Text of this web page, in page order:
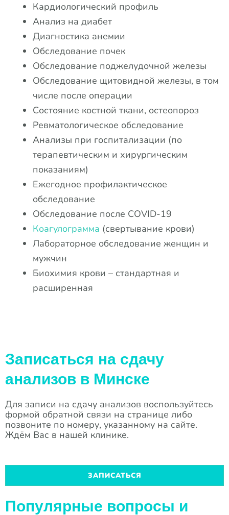
Кардиологический профиль
Анализ на диабет
Диагностика анемии
Обследование почек
Обследование поджелудочной железы
Обследование щитовидной железы, в том
числе после операции
Состояние костной ткани, остеопороз
Ревматологическое обследование
Анализы при госпитализации (по
терапевтическим и хирургическим
показаниям)
Ежегодное профилактическое
обследование
Обследование после COVID-19
Коагулограмма (свертывание крови)
Лабораторное обследование женщин и
мужчин
Биохимия крови – стандартная и
расширенная
Записаться на сдачу
анализов в Минске
Для записи на сдачу анализов воспользуйтесь
формой обратной связи на странице либо
позвоните по номеру, указанному на сайте.
Ждём Вас в нашей клинике.
ЗАПИСАТЬСЯ
Популярные вопросы и